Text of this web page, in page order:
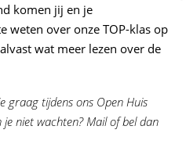
komen jij en je
weten over onze TOP-klas op
wat meer lezen over de
graag tijdens ons Open Huis
niet wachten? Mail of bel dan